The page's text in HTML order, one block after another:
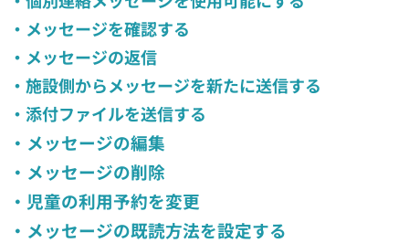
・メッセージを確認する
・メッセージの返信
・施設側からメッセージを新たに送信する
・添付ファイルを送信する
・メッセージの編集
・メッセージの削除
・児童の利用予約を変更
・メッセージの既読方法を設定する